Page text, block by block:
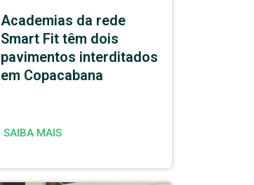
Academias da rede
Smart Fit têm dois
pavimentos interditados
em Copacabana
SAIBA MAIS